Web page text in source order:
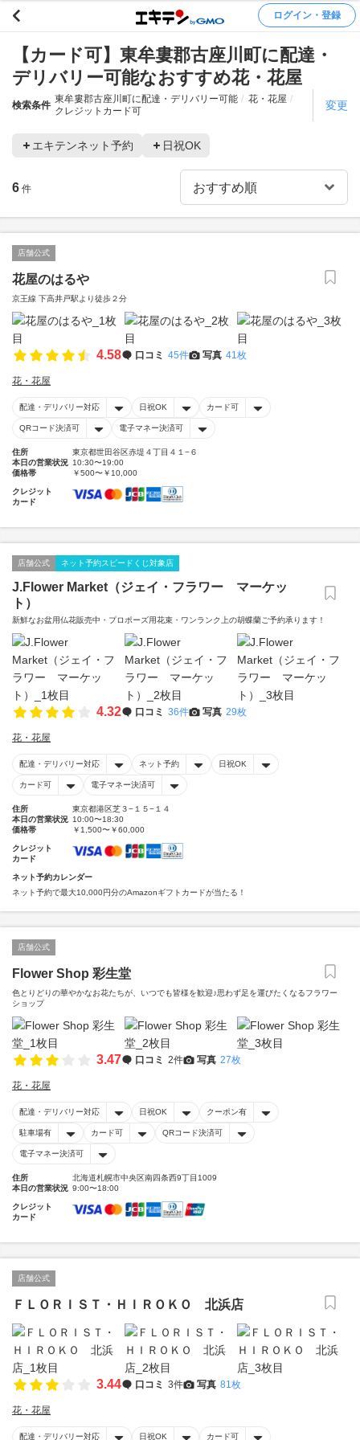
ログイン・登録
【カード可】東牟婁郡古座川町に配達・
デリバリー可能なおすすめ花・花屋
検索条件
東牟婁郡古座川町に配達・デリバリー可能
花・花屋
クレジットカード可
変更
エキテンネット予約 日祝OK
6 件
店舗公式
花屋のはるや
京王線 下高井戸駅より徒歩２分
4.58 口コミ 45件 写真 41枚
花・花屋
配達・デリバリー対応 日祝OK カード可
QRコード決済可 電子マネー決済可
住所
東京都世田谷区赤堤４丁目４１−６
本日の営業状況 10:30〜19:00
価格帯
￥500〜￥10,000
クレジット
カード
店舗公式 ネット予約スピードくじ対象店
J.Flower Market（ジェイ・フラワー マーケッ
ト）
新鮮なお盆用仏花販売中・プロポーズ用花束・ワンランク上の胡蝶蘭ご予約承ります！
4.32 口コミ 36件 写真 29枚
花・花屋
配達・デリバリー対応 ネット予約 日祝OK
カード可 電子マネー決済可
住所
東京都港区芝３−１５−１４
本日の営業状況 10:00〜18:30
価格帯
￥1,500〜￥60,000
クレジット
カード
ネット予約カレンダー
ネット予約で最大10,000円分のAmazonギフトカードが当たる！
店舗公式
Flower Shop 彩生堂
色とりどりの華やかなお花たちが、いつでも皆様を歓迎♪思わず足を運びたくなるフラワー
ショップ
3.47 口コミ 2件 写真 27枚
花・花屋
配達・デリバリー対応 日祝OK クーポン有
駐車場有 カード可 QRコード決済可
電子マネー決済可
住所
北海道札幌市中央区南四条西9丁目1009
本日の営業状況 9:00〜18:00
クレジット
カード
店舗公式
ＦＬＯＲＩＳＴ・ＨＩＲＯＫＯ 北浜店
3.44 口コミ 3件 写真 81枚
花・花屋
配達・デリバリー対応 日祝OK カード可